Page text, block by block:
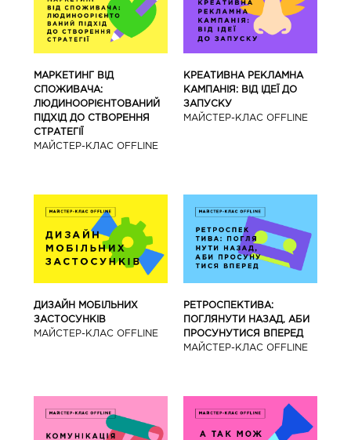
МАРКЕТИНГ ВІД
СПОЖИВАЧА:
ЛЮДИНООРІЄНТОВАНИЙ
ПІДХІД ДО СТВОРЕННЯ
СТРАТЕГІЇ
МАЙCТЕР-КЛАС OFFLINE
КРЕАТИВНА РЕКЛАМНА
КАМПАНІЯ: ВІД ІДЕЇ ДО
ЗАПУСКУ
МАЙCТЕР-КЛАС OFFLINE
ДИЗАЙН МОБІЛЬНИХ
ЗАСТОСУНКІВ
МАЙCТЕР-КЛАС OFFLINE
РЕТРОСПЕКТИВА:
ПОГЛЯНУТИ НАЗАД, АБИ
ПРОСУНУТИСЯ ВПЕРЕД
МАЙCТЕР-КЛАС OFFLINE